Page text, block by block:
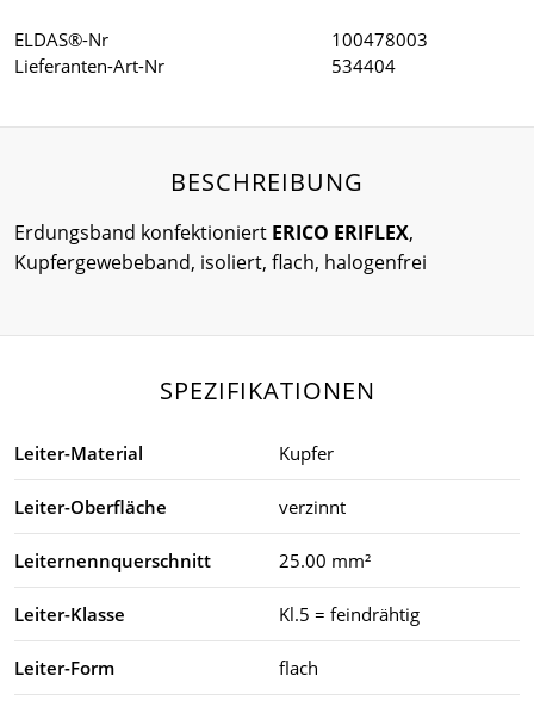
ELDAS®-Nr
100478003
Lieferanten-Art-Nr
534404
BESCHREIBUNG
Erdungsband konfektioniert ERICO ERIFLEX,
Kupfergewebeband, isoliert, flach, halogenfrei
SPEZIFIKATIONEN
Leiter-Material Kupfer
Leiter-Oberfläche verzinnt
Leiternennquerschnitt 25.00 mm²
Leiter-Klasse Kl.5 = feindrähtig
Leiter-Form flach